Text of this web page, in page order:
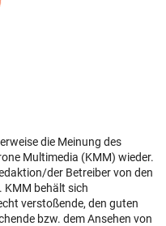
die Meinung des
Multimedia (KMM) wieder.
der Betreiber von den
KMM behält sich
verstoßende, den guten
bzw. dem Ansehen von